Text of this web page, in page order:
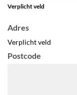
Verplicht veld
Adres
Verplicht veld
Postcode